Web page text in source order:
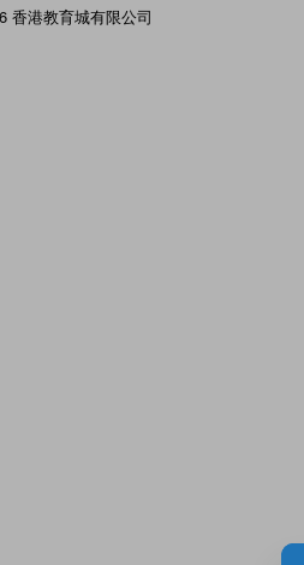
香港教育城有限公司